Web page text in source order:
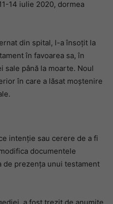
14 iulie 2020, dormea
din spital, l-a însoțit la
în favoarea sa, în
până la moarte. Noul
în care a lăsat moștenire
intenție sau cerere de a fi
documentele
de prezența unui testament